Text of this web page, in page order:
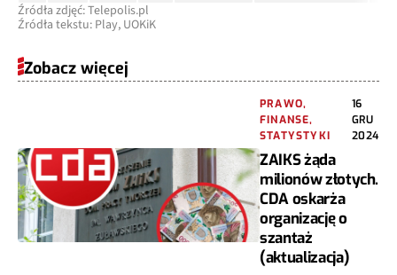
Źródła zdjęć: Telepolis.pl
Źródła tekstu: Play, UOKiK
Zobacz więcej
PRAWO,
FINANSE,
STATYSTYKI
16
GRU
2024
ZAIKS żąda
milionów złotych.
CDA oskarża
organizację o
szantaż
(aktualizacja)